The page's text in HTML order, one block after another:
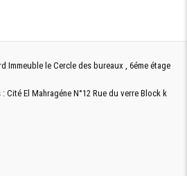
Immeuble le Cercle des bureaux , 6éme étage
Cité El Mahragéne N°12 Rue du verre Block k